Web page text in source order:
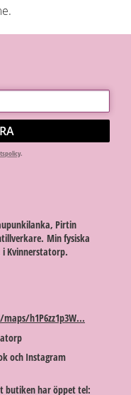
.
Pirtin
Min fysiska
Kvinnerstatorp.
h1P6zz1p3W...
och Instagram
butiken har öppet tel: